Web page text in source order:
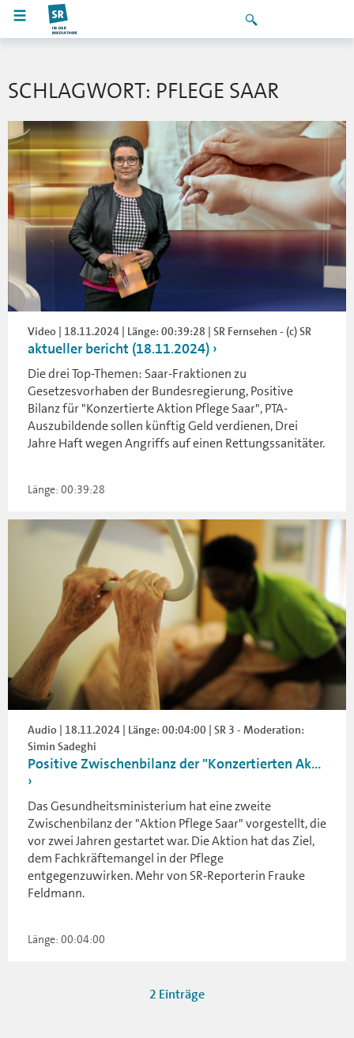
SCHLAGWORT: PFLEGE SAAR
Video | 18.11.2024 | Länge: 00:39:28 | SR Fernsehen - (c) SR
aktueller bericht (18.11.2024)
Die drei Top-Themen: Saar-Fraktionen zu
Gesetzesvorhaben der Bundesregierung, Positive
Bilanz für "Konzertierte Aktion Pflege Saar", PTA-
Auszubildende sollen künftig Geld verdienen, Drei
Jahre Haft wegen Angriffs auf einen Rettungssanitäter.
Länge: 00:39:28
Audio | 18.11.2024 | Länge: 00:04:00 | SR 3 - Moderation:
Simin Sadeghi
Positive Zwischenbilanz der "Konzertierten Ak...
Das Gesundheitsministerium hat eine zweite
Zwischenbilanz der "Aktion Pflege Saar" vorgestellt, die
vor zwei Jahren gestartet war. Die Aktion hat das Ziel,
dem Fachkräftemangel in der Pflege
entgegenzuwirken. Mehr von SR-Reporterin Frauke
Feldmann.
Länge: 00:04:00
2 Einträge